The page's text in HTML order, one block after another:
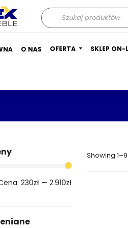
Wyszukiwarka
produktów
O NAS OFERTA SKLEP ON-
230zł — 2.910zł
Showing